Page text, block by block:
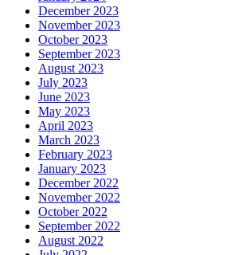
December 2023
November 2023
October 2023
September 2023
August 2023
July 2023
June 2023
May 2023
April 2023
March 2023
February 2023
January 2023
December 2022
November 2022
October 2022
September 2022
August 2022